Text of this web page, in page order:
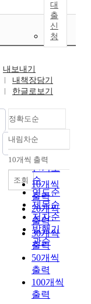
대
출
신
청
내보내기
내책장담기
한글로보기
정확도순
정확도
순
인기도
순
연도순
제목순
저자순
발행기
관순
내림차순
내림차순
10개씩 출력
10개씩
출력
20개씩
출력
30개씩
출력
50개씩
출력
100개씩
출력
조회